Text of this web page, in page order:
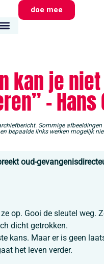
doe mee
kan je niet
– Hans
Sommige afbeeldingen
bepaalde links werken mogelijk
oud-
op. Gooi de sleutel weg.
dicht getrokken.
kans. Maar er is geen
het leven verder.